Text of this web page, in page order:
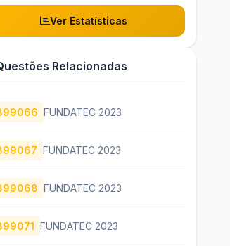
Ver Estatísticas
Relacionadas
FUNDATEC 2023
FUNDATEC 2023
FUNDATEC 2023
FUNDATEC 2023